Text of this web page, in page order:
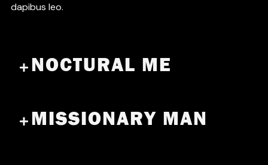
dapibus leo.
NOCTURAL ME
MISSIONARY MAN